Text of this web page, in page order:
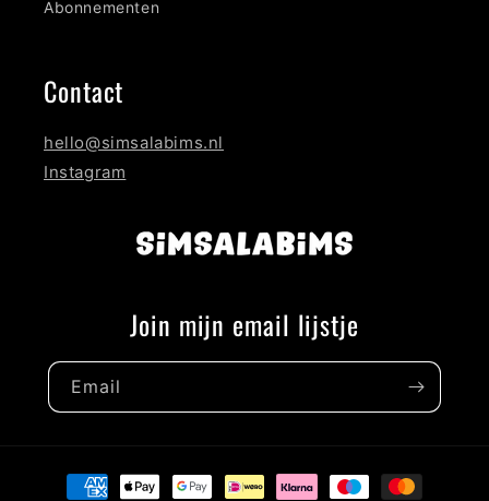
Abonnementen
Contact
hello@simsalabims.nl
Instagram
Join mijn email lijstje
Email
Payment